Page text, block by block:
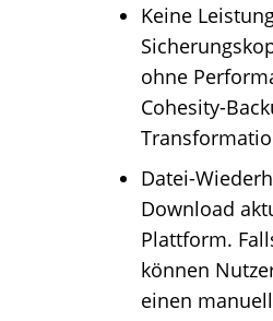
Keine
ohne
Cohesity-
Datei-
Download
Plattform.
können
einen